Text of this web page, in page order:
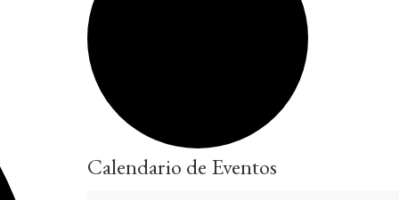
Calendario de Eventos